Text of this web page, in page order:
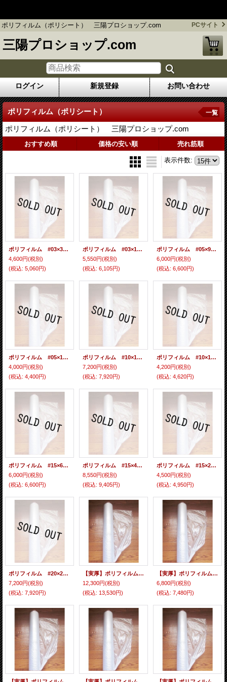
ポリフィルム（ポリシート） 三陽プロショップ.com PCサイト
三陽プロショップ.com
ログイン 新規登録 お問い合わせ
ポリフィルム（ポリシート）
ポリフィルム（ポリシート） 三陽プロショップ.com
一覧
おすすめ順 価格の安い順 売れ筋順
表示件数:
ポリフィルム #03×3600×100 2本入
4,600円(税別)
(税込: 5,060円)
ポリフィルム #03×1800×100 5本入
5,550円(税別)
(税込: 6,105円)
ポリフィルム #05×950×100 2本入
6,000円(税別)
(税込: 6,600円)
ポリフィルム #05×1800×100 2本入
4,000円(税別)
(税込: 4,400円)
ポリフィルム #10×1800×100 2本入
7,200円(税別)
(税込: 7,920円)
ポリフィルム #10×1800×50 2本入
4,200円(税別)
(税込: 4,620円)
ポリフィルム #15×6000×30 1本入
6,000円(税別)
(税込: 6,600円)
ポリフィルム #15×400×50 2本入
8,550円(税別)
(税込: 9,405円)
ポリフィルム #15×200×50 2本入
4,500円(税別)
(税込: 4,950円)
ポリフィルム #20×2000×50 2本入
7,200円(税別)
(税込: 7,920円)
【実厚】ポリフィルム 0.1×3600×50 2本入
12,300円(税別)
(税込: 13,530円)
【実厚】ポリフィルム 0.1×1800×50 2本入
6,800円(税別)
(税込: 7,480円)